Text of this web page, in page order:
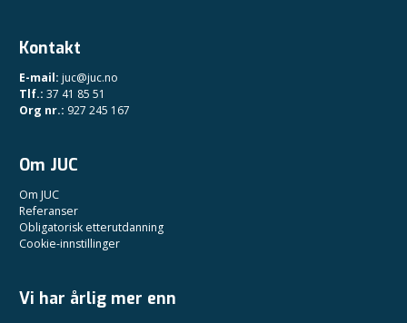
Kontakt
E-mail: juc@juc.no
Tlf.: 37 41 85 51
Org nr.: 927 245 167
Om JUC
Om JUC
Referanser
Obligatorisk etterutdanning
Cookie-innstillinger
Vi har årlig mer enn